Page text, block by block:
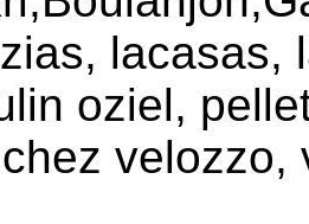
lacasas,
oziel,
velozzo,